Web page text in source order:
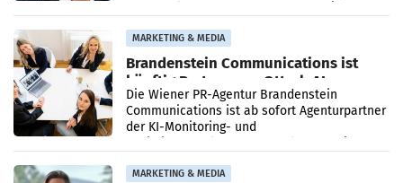
MARKETING & MEDIA
Brandenstein Communications ist
künftig Partner von OtterlyAI
Die Wiener PR-Agentur Brandenstein
Communications ist ab sofort Agenturpartner
der KI-Monitoring- und
MARKETING & MEDIA